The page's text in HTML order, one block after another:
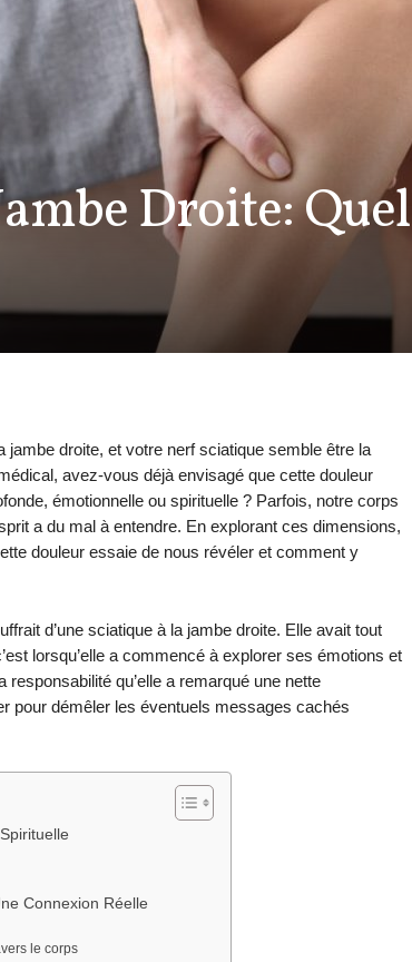
Droite:
droite, et votre nerf sciatique semble être la
avez-vous déjà envisagé que cette douleur
émotionnelle ou spirituelle ? Parfois, notre corps
a du mal à entendre. En explorant ces dimensions,
douleur essaie de nous révéler et comment y
d’une sciatique à la jambe droite. Elle avait tout
lorsqu’elle a commencé à explorer ses émotions et
responsabilité qu’elle a remarqué une nette
pour démêler les éventuels messages cachés
Connexion Réelle
le corps